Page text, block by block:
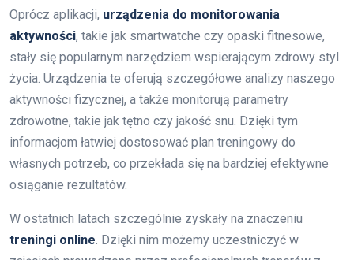
Oprócz aplikacji, urządzenia do monitorowania
aktywności, takie jak smartwatche czy opaski fitnesowe,
stały się popularnym narzędziem wspierającym zdrowy styl
życia. Urządzenia te oferują szczegółowe analizy naszego
aktywności fizycznej, a także monitorują parametry
zdrowotne, takie jak tętno czy jakość snu. Dzięki tym
informacjom łatwiej dostosować plan treningowy do
własnych potrzeb, co przekłada się na bardziej efektywne
osiąganie rezultatów.
W ostatnich latach szczególnie zyskały na znaczeniu
treningi online. Dzięki nim możemy uczestniczyć w